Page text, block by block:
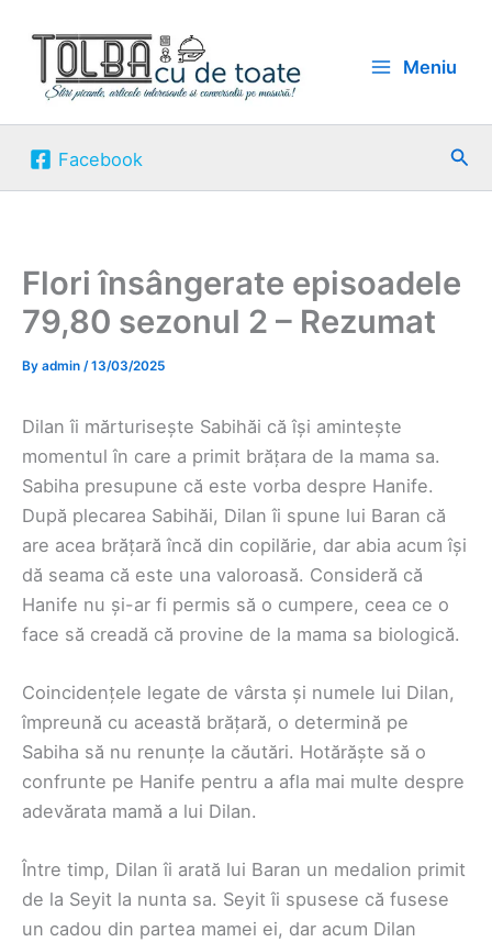
content
Meniu
Facebook
Flori însângerate episoadele
79,80 sezonul 2 – Rezumat
By admin /13/03/2025
Dilan îi mărturisește Sabihăi că își amintește
momentul în care a primit brățara de la mama sa.
Sabiha presupune că este vorba despre Hanife.
După plecarea Sabihăi, Dilan îi spune lui Baran că
are acea brățară încă din copilărie, dar abia acum își
dă seama că este una valoroasă. Consideră că
Hanife nu și-ar fi permis să o cumpere, ceea ce o
face să creadă că provine de la mama sa biologică.
Coincidențele legate de vârsta și numele lui Dilan,
împreună cu această brățară, o determină pe
Sabiha să nu renunțe la căutări. Hotărăște să o
confrunte pe Hanife pentru a afla mai multe despre
adevărata mamă a lui Dilan.
Între timp, Dilan îi arată lui Baran un medalion primit
de la Seyit la nunta sa. Seyit îi spusese că fusese
un cadou din partea mamei ei, dar acum Dilan